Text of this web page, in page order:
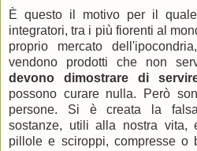
È questo il motivo per il
integratori, tra i più fiorenti al
proprio mercato
vendono prodotti che non
devono dimostrare di
possono curare nulla. Però
persone. Si è creata la
sostanze, utili alla nostra vita,
pillole e sciroppi, compresse o